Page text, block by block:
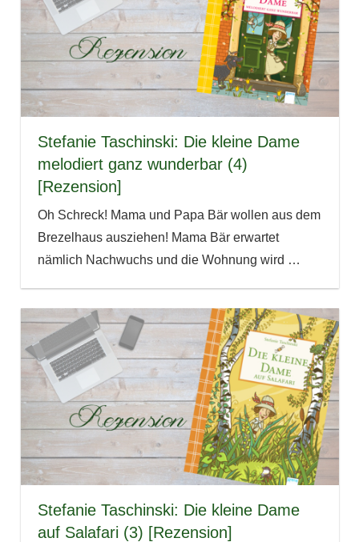
Stefanie Taschinski: Die kleine Dame
melodiert ganz wunderbar (4)
[Rezension]
Oh Schreck! Mama und Papa Bär wollen aus dem
Brezelhaus ausziehen! Mama Bär erwartet
nämlich Nachwuchs und die Wohnung wird …
Stefanie Taschinski: Die kleine Dame
auf Salafari (3) [Rezension]